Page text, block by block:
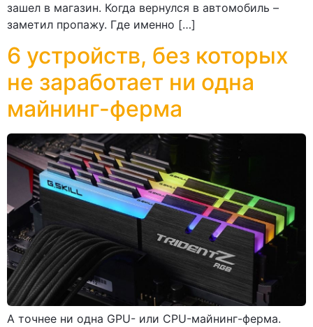
зашел в магазин. Когда вернулся в автомобиль –
заметил пропажу. Где именно […]
6 устройств, без которых
не заработает ни одна
майнинг-ферма
А точнее ни одна GPU- или CPU-майнинг-ферма.